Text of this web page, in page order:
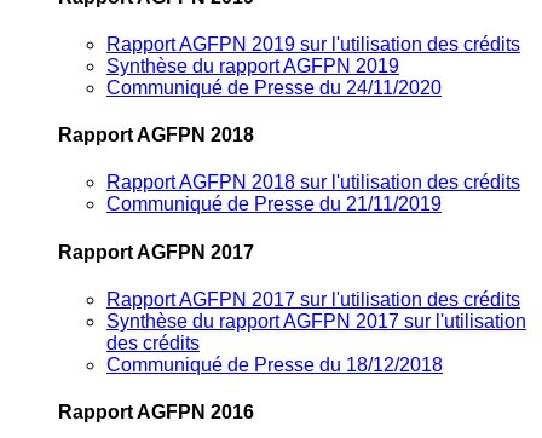
Rapport AGFPN 2019 sur l'utilisation des crédits
Synthèse du rapport AGFPN 2019
Communiqué de Presse du 24/11/2020
Rapport AGFPN 2018
Rapport AGFPN 2018 sur l'utilisation des crédits
Communiqué de Presse du 21/11/2019
Rapport AGFPN 2017
Rapport AGFPN 2017 sur l'utilisation des crédits
Synthèse du rapport AGFPN 2017 sur l'utilisation
des crédits
Communiqué de Presse du 18/12/2018
Rapport AGFPN 2016